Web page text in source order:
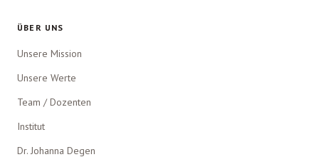
ÜBER UNS
Unsere Mission
Unsere Werte
Team / Dozenten
Institut
Dr. Johanna Degen